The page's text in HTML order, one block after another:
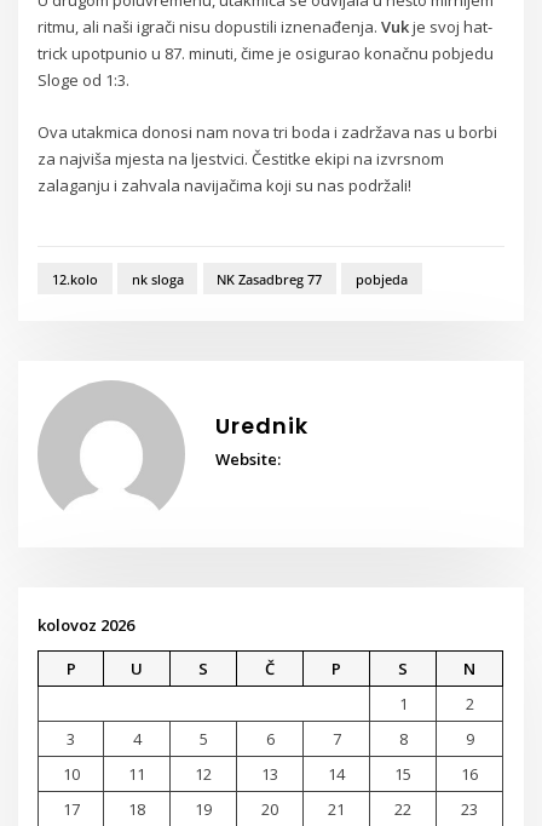
ritmu, ali naši igrači nisu dopustili iznenađenja.Vukje svoj hat-
trick upotpunio u 87. minuti, čime je osigurao konačnu pobjedu
Sloge od 1:3.
Ova utakmica donosi nam nova tri boda i zadržava nas u borbi
za najviša mjesta na ljestvici. Čestitke ekipi na izvrsnom
zalaganju i zahvala navijačima koji su nas podržali!
12.kolo nk sloga NK Zasadbreg 77 pobjeda
Urednik
Website:
kolovoz 2026
P
U S Č P S
N
1
2
3
4 5 6 7 8
9
10
11 12 13 14 15
16
17
18 19 20 21 22 23